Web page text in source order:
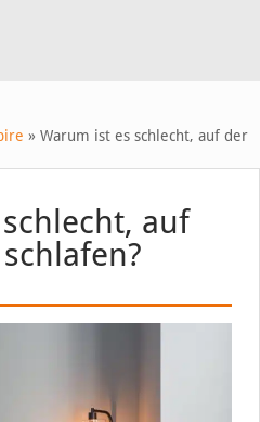
» Warum ist es schlecht, auf der
auf